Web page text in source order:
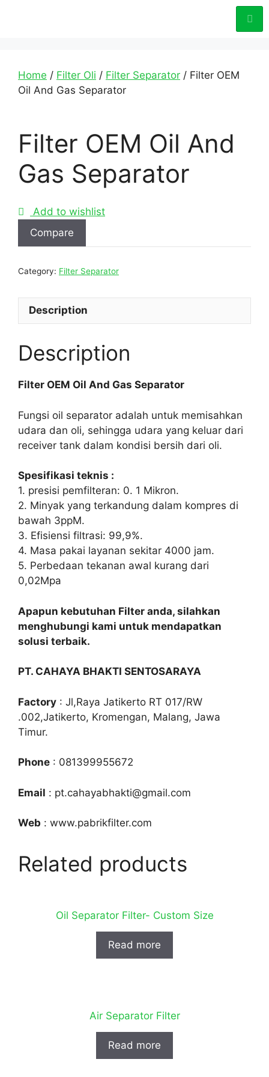
Home / Filter Oli / Filter Separator / Filter OEM
Oil And Gas Separator
Filter OEM Oil And
Gas Separator
Add to wishlist
Compare
Category: Filter Separator
Description
Description
Filter OEM Oil And Gas Separator
Fungsi oil separator adalah untuk memisahkan
udara dan oli, sehingga udara yang keluar dari
receiver tank dalam kondisi bersih dari oli.
Spesifikasi teknis :
1. presisi pemfilteran: 0. 1 Mikron.
2. Minyak yang terkandung dalam kompres di
bawah 3ppM.
3. Efisiensi filtrasi: 99,9%.
4. Masa pakai layanan sekitar 4000 jam.
5. Perbedaan tekanan awal kurang dari
0,02Mpa
Apapun kebutuhan Filter anda, silahkan
menghubungi kami untuk mendapatkan
solusi terbaik.
PT. CAHAYA BHAKTI SENTOSARAYA
Factory : Jl,Raya Jatikerto RT 017/RW
.002,Jatikerto, Kromengan, Malang, Jawa
Timur.
Phone : 081399955672
Email : pt.cahayabhakti@gmail.com
Web : www.pabrikfilter.com
Related products
Oil Separator Filter- Custom Size
Read more
Air Separator Filter
Read more